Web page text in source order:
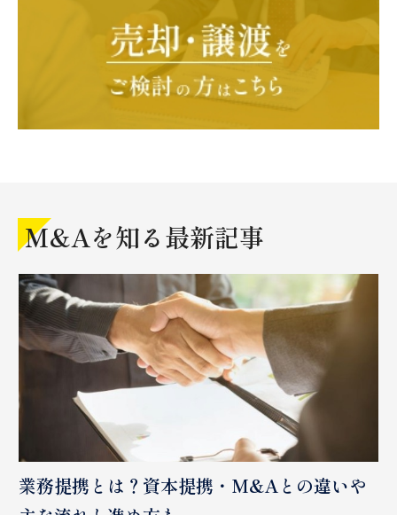
M&Aを知る最新記事
業務提携とは？資本提携・M&Aとの違いや